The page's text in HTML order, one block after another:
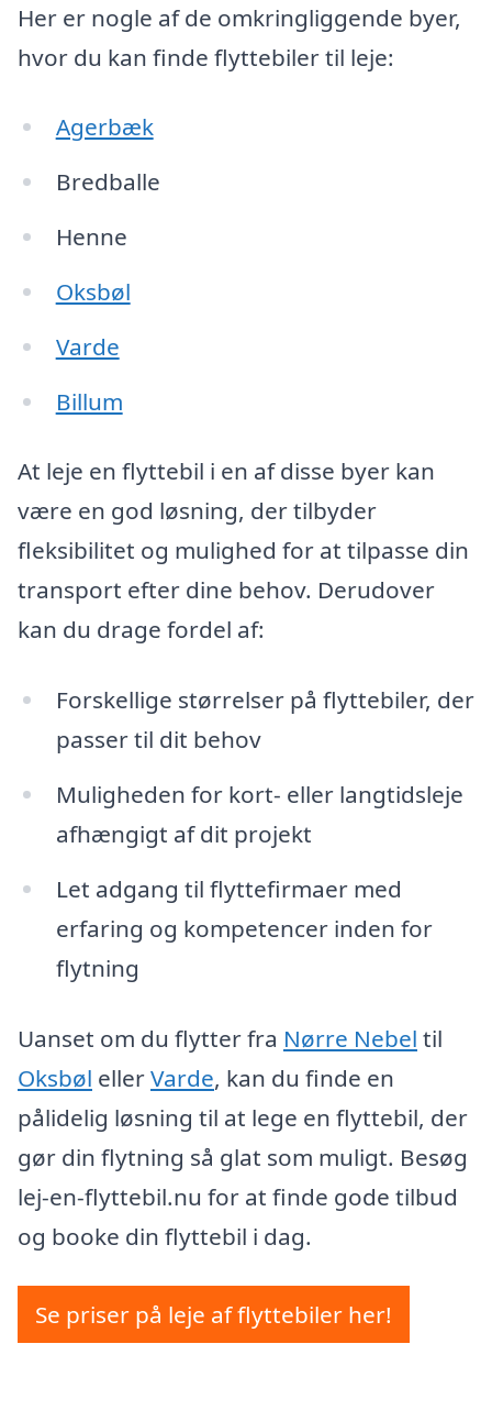
Her er nogle af de omkringliggende byer,
hvor du kan finde flyttebiler til leje:
Agerbæk
Bredballe
Henne
Oksbøl
Varde
Billum
At leje en flyttebil i en af disse byer kan
være en god løsning, der tilbyder
fleksibilitet og mulighed for at tilpasse din
transport efter dine behov. Derudover
kan du drage fordel af:
Forskellige størrelser på flyttebiler, der
passer til dit behov
Muligheden for kort- eller langtidsleje
afhængigt af dit projekt
Let adgang til flyttefirmaer med
erfaring og kompetencer inden for
flytning
Uanset om du flytter fra Nørre Nebel til
Oksbøl ellerVarde, kan du finde en
pålidelig løsning til at lege en flyttebil, der
gør din flytning så glat som muligt. Besøg
lej-en-flyttebil.nu for at finde gode tilbud
og booke din flyttebil i dag.
Se priser på leje af flyttebiler her!